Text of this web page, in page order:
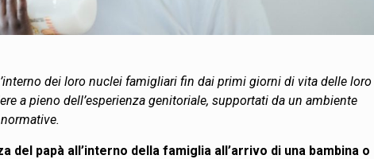
dei loro nuclei famigliari fin dai primi giorni di vita delle loro
a pieno dell’esperienza genitoriale, supportati da un ambiente
del papà all’interno della famiglia all’arrivo di una bambina o